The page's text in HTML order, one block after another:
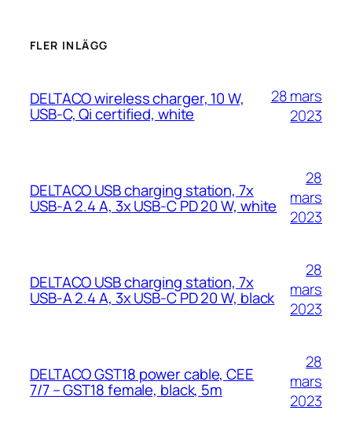
FLER INLÄGG
DELTACO wireless charger, 10 W,
USB-C, Qi certified, white
28 mars
2023
DELTACO USB charging station, 7x
USB-A 2.4 A, 3x USB-C PD 20 W, white
28
mars
2023
DELTACO USB charging station, 7x
USB-A 2.4 A, 3x USB-C PD 20 W, black
28
mars
2023
DELTACO GST18 power cable, CEE
7/7 – GST18 female, black, 5m
28
mars
2023